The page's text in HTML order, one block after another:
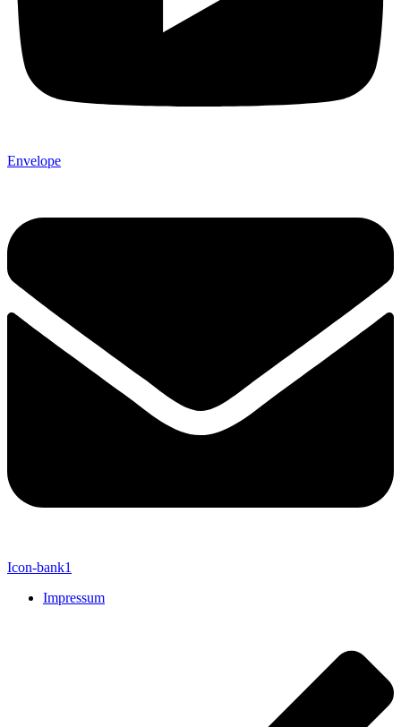
Envelope
Icon-bank1
Impressum